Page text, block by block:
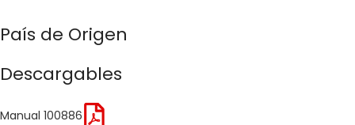
País de Origen
Descargables
Manual 100886